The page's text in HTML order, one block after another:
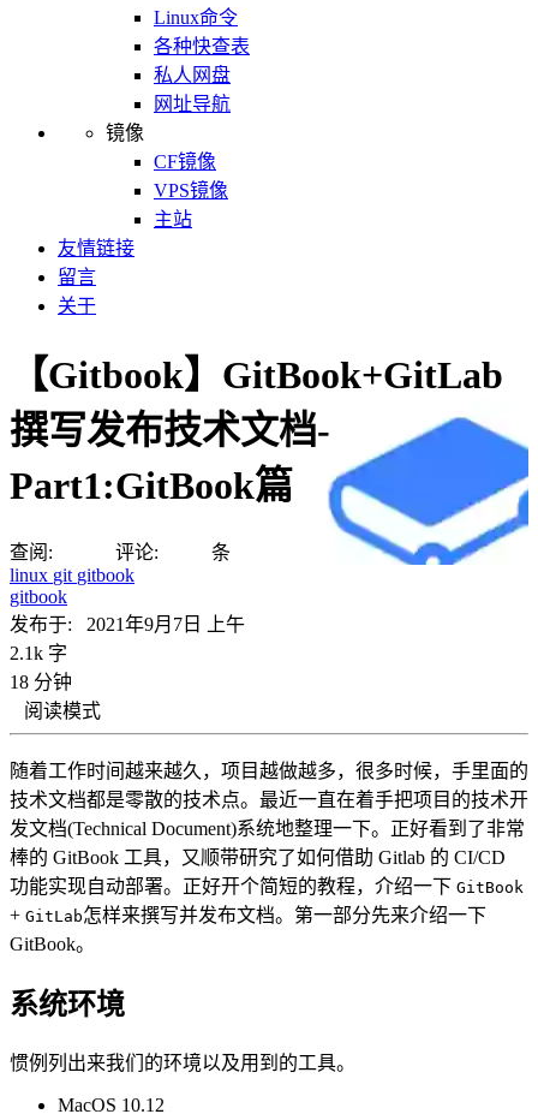
Linux命令
各种快查表
私人网盘
网址导航
镜像
CF镜像
VPS镜像
主站
友情链接
留言
关于
【Gitbook】GitBook+GitLab
撰写发布技术文档-
Part1:GitBook篇
查阅: 评论:
条
linux git gitbook
gitbook
发布于:
2021年9月7日 上午
2.1k 字
18 分钟
阅读模式
随着工作时间越来越久，项目越做越多，很多时候，手里面的
技术文档都是零散的技术点。最近一直在着手把项目的技术开
发文档(Technical Document)系统地整理一下。正好看到了非常
棒的 GitBook 工具，又顺带研究了如何借助 Gitlab 的 CI/CD
功能实现自动部署。正好开个简短的教程，介绍一下 GitBook
+ GitLab怎样来撰写并发布文档。第一部分先来介绍一下
GitBook。
系统环境
惯例列出来我们的环境以及用到的工具。
MacOS 10.12